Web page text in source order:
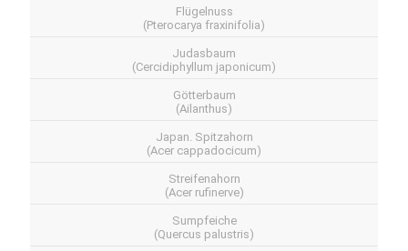
Flügelnuss
(Pterocarya fraxinifolia)
Judasbaum
(Cercidiphyllum japonicum)
Götterbaum
(Ailanthus)
Japan. Spitzahorn
(Acer cappadocicum)
Streifenahorn
(Acer rufinerve)
Sumpfeiche
(Quercus palustris)